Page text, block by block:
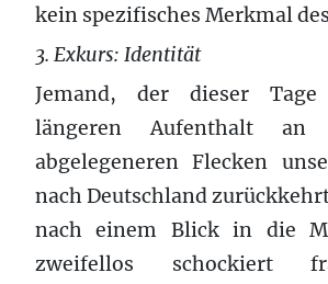
kein spezifisches Merkmal
3. Exkurs: Identität
Jemand, der dieser
längeren Aufenthalt
abgelegeneren Flecken
nach Deutschland
nach einem Blick in die
zweifellos schockiert